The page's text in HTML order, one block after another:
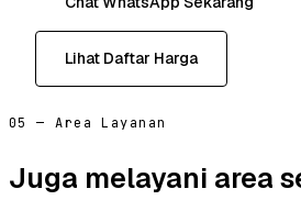
Lihat Daftar Harga
05 — Area Layanan
Juga melayani area